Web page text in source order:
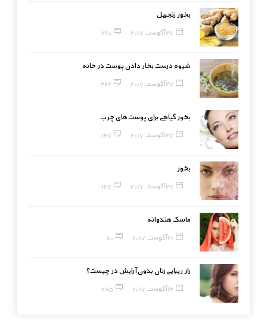
بخور زنجبیل
27 آگوست, 2017 260
شیوه درست بخار دادن پوست در خانه
27 آگوست, 2017 262
بخور گیاهی برای پوست‌های چرب
27 آگوست, 2017 167
بخور
27 آگوست, 2017 167
ماسک هندوانه
21 آگوست, 2017 80
راز زیبایی زنان بدون آرایش در چیست؟
12 آگوست, 2017 285